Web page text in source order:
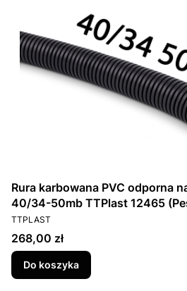
Rura karbowana PVC odporna
40/34-50mb TTPlast 12465
PRODUCENT
TTPLAST
Cena
268,00 zł
Do koszyka